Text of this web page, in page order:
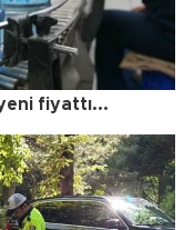
fiyattı...